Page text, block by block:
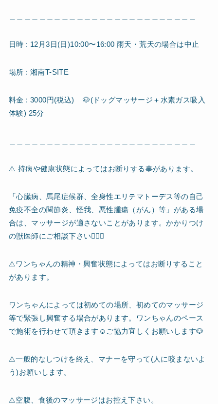
日時 : 12月3日(日)10:00〜16:00 雨天・荒天の場合は中止
場所 : 湘南T-SITE
料金 : 3000円(税込) 🐶(ドッグマッサージ＋水素ガス吸入
体験) 25分
⚠️ 持病や健康状態によってはお断りする事があります。
「心臓病、馬尾症候群、全身性エリテマトーデス等の自己
免疫不全の関節炎、怪我、悪性腫瘍（がん）等」がある場
合は、マッサージが適さないことがあります。かかりつけ
の獣医師にご相談下さい👨🏻‍⚕️
⚠️ワンちゃんの精神・興奮状態によってはお断りすること
があります。
ワンちゃんによっては初めての場所、初めてのマッサージ
等で緊張し興奮する場合があります。ワンちゃんのペース
で施術を行わせて頂きます☺️ご協力宜しくお願いします🐶
⚠️一般的なしつけを終え、マナーを守って(人に咬まないよ
う)お願いします。
⚠️空腹、食後のマッサージはお控え下さい。